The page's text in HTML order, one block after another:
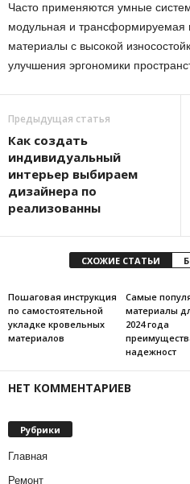
Часто применяются умные
модульная и трансформируемая
материалы с высокой
улучшения эргономики
Предыдущая статья
Как создать
индивидуальный
интерьер выбираем
дизайнера по
реализованны
СХОЖИЕ СТАТЬИ
Пошаговая инструкция
по самостоятельной
укладке кровельных
материалов
Самые
материалы
2024 года
надежност
НЕТ КОММЕНТАРИЕВ
Рубрики
Главная
Ремонт